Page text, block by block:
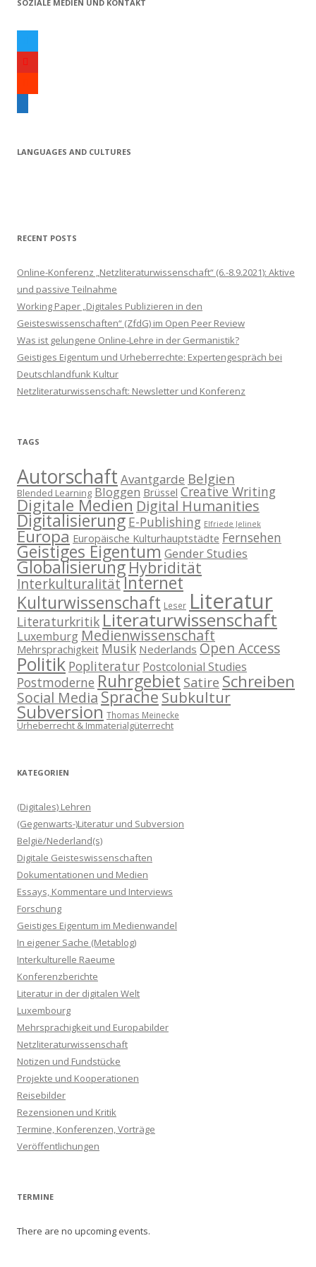
:SOZIALE MEDIEN UND KONTAKT
w
io
u
o
u
d
m
iLANGUAGES AND CULTURES
RECENT POSTS
Online-Konferenz „Netzliteraturwissenschaft“ (6.-8.9.2021): Aktive
und passive Teilnahme
Working Paper „Digitales Publizieren in den
Geisteswissenschaften“ (ZfdG) im Open Peer Review
Was ist gelungene Online-Lehre in der Germanistik?
Geistiges Eigentum und Urheberrechte: Expertengespräch bei
Deutschlandfunk Kultur
Netzliteraturwissenschaft: Newsletter und Konferenz
TAGS
Autorschaft Avantgarde Belgien
Blended Learning Bloggen Brüssel Creative Writing
Digitale Medien Digital Humanities
Digitalisierung E-Publishing Elfriede Jelinek
Europa Europäische Kulturhauptstädte Fernsehen
Geistiges Eigentum Gender Studies
GlobalisierungHybridität
InterkulturalitätInternet
Kulturwissenschaft Leser Literatur
LiteraturkritikLiteraturwissenschaft
Luxemburg Medienwissenschaft
Mehrsprachigkeit Musik Nederlands Open Access
Politik Popliteratur Postcolonial Studies
Postmoderne Ruhrgebiet Satire Schreiben
Social MediaSpracheSubkultur
Subversion Thomas Meinecke
Urheberrecht & Immaterialgüterrecht
KATEGORIEN
(Digitales) Lehren
(Gegenwarts-)Literatur und Subversion
België/Nederland(s)
Digitale Geisteswissenschaften
Dokumentationen und Medien
Essays, Kommentare und Interviews
Forschung
Geistiges Eigentum im Medienwandel
In eigener Sache (Metablog)
Interkulturelle Raeume
Konferenzberichte
Literatur in der digitalen Welt
Luxembourg
Mehrsprachigkeit und Europabilder
Netzliteraturwissenschaft
Notizen und Fundstücke
Projekte und Kooperationen
Reisebilder
Rezensionen und Kritik
Termine, Konferenzen, Vorträge
Veröffentlichungen
TERMINE
There are no upcoming events.